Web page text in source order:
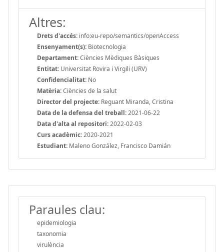
Altres:
Drets d'accés: info:eu-repo/semantics/openAccess
Ensenyament(s): Biotecnologia
Departament:Ciències Mèdiques Bàsiques
Entitat: Universitat Rovira i Virgili (URV)
Confidencialitat: No
Matèria:Ciències de la salut
Director del projecte: Reguant Miranda, Cristina
Data de la defensa del treball:2021-06-22
Data d'alta al repositori:2022-02-03
Curs acadèmic:2020-2021
Estudiant: Maleno González, Francisco Damián
Paraules clau:
epidemiologia
taxonomia
virulència